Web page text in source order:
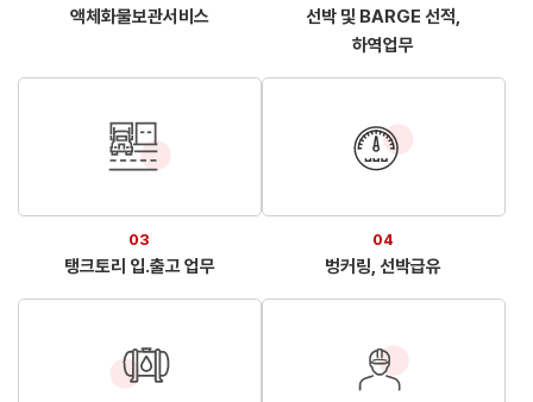
액체화물보관서비스
선박 및 BARGE 선적,
하역업무
03
탱크토리 입.출고 업무
04
벙커링, 선박급유